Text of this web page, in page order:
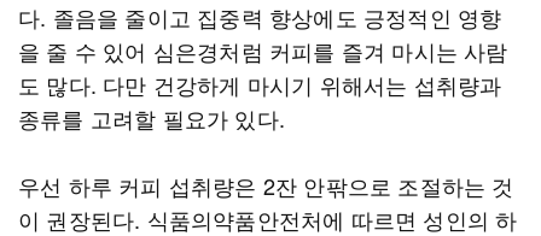
다. 졸음을 줄이고 집중력 향상에도 긍정적인 영향
을 줄 수 있어 심은경처럼 커피를 즐겨 마시는 사람
도 많다. 다만 건강하게 마시기 위해서는 섭취량과
종류를 고려할 필요가 있다.
우선 하루 커피 섭취량은 2잔 안팎으로 조절하는 것
이 권장된다. 식품의약품안전처에 따르면 성인의 하